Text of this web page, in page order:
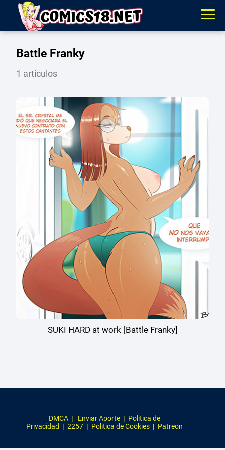
Battle Franky
1 artículos
SUKI HARD at work [Battle Franky]
DMCA | Enviar Aporte | Politica de
Privacidad | 2257 | Politica de Cookies | Patreon